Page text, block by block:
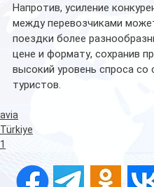
Напротив, усиление
между перевозчиками
поездки более
цене и формату, сохранив
высокий уровень спроса со
туристов.
avia
Türkiye
1